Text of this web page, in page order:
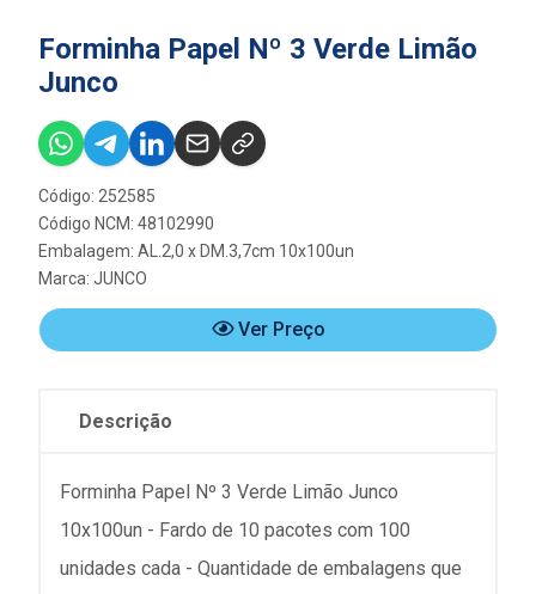
Forminha Papel Nº 3 Verde Limão
Junco
Código: 252585
Código NCM: 48102990
Embalagem: AL.2,0 x DM.3,7cm 10x100un
Marca: JUNCO
Ver Preço
Descrição
Forminha Papel Nº 3 Verde Limão Junco
10x100un - Fardo de 10 pacotes com 100
unidades cada - Quantidade de embalagens que